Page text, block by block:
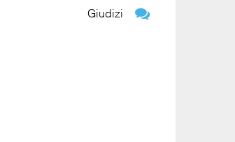
Giudizi